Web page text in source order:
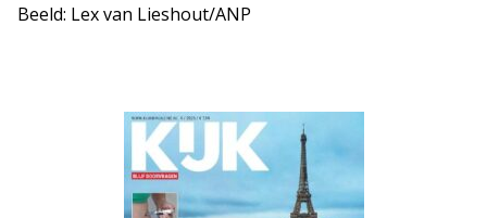
Beeld: Lex van Lieshout/ANP